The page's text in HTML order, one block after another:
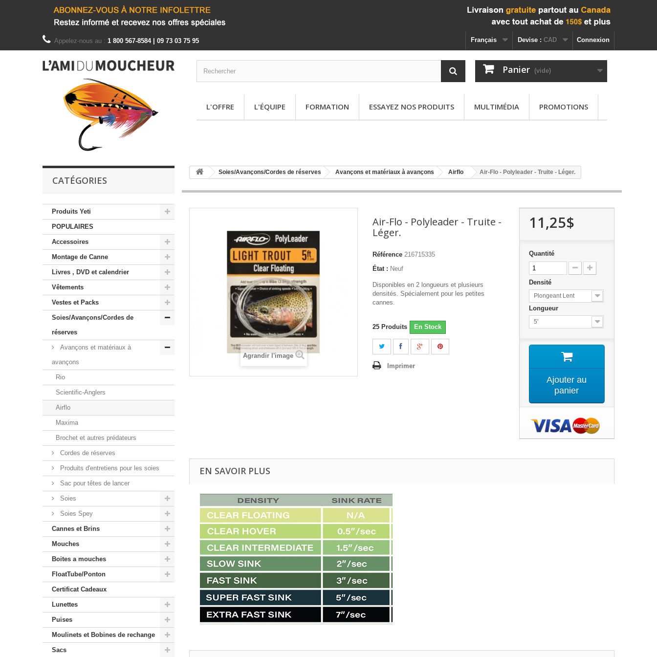
Connexion
Devise : CAD
Français
Appelez-nous au : 1 800 567-8584 | 09 73 03 75 95
Panier (vide)
L'OFFRE L'ÉQUIPE FORMATION ESSAYEZ NOS PRODUITS MULTIMÉDIA PROMOTIONS
CATÉGORIES
Produits Yeti
POPULAIRES
Accessoires
Montage de Canne
Livres , DVD et calendrier
Vêtements
Vestes et Packs
Soies/Avançons/Cordes de
réserves
Avançons et matériaux à
avançons
Rio
Scientific-Anglers
Airflo
Maxima
Brochet et autres prédateurs
Cordes de réserves
Produits d'entretiens pour les soies
Sac pour têtes de lancer
Soies
Soies Spey
Cannes et Brins
Mouches
Boites a mouches
FloatTube/Ponton
Certificat Cadeaux
Lunettes
Puises
Moulinets et Bobines de rechange
Sacs
Soies/Avançons/Cordes de réserves Avançons et matériaux à avançons Airflo Air-Flo - Polyleader - Truite - Léger.
Agrandir l'image
Air-Flo - Polyleader - Truite -
Léger.
Référence 216715335
État : Neuf
Disponibles en 2 longueurs et plusieurs
densités. Spécialement pour les petites
cannes.
25 Produits En Stock
Imprimer
11,25$
Quantité
Densité
Plongeant Lent
Longueur
5'
Ajouter au
panier
EN SAVOIR PLUS